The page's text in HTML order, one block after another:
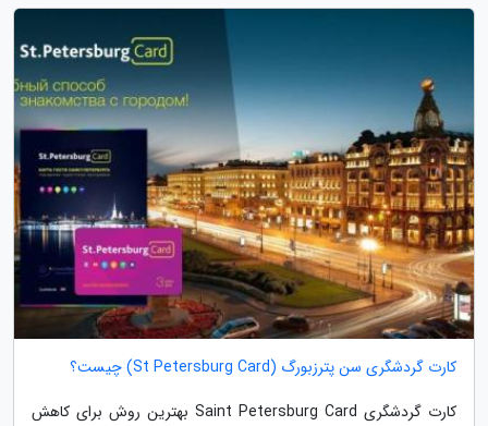
کارت گردشگری سن پترزبورگ (St Petersburg Card) چیست؟
کارت گردشگری Saint Petersburg Card بهترین روش برای کاهش